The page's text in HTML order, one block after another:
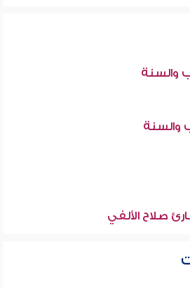
والسنة
والسنة
صلاح الألفي